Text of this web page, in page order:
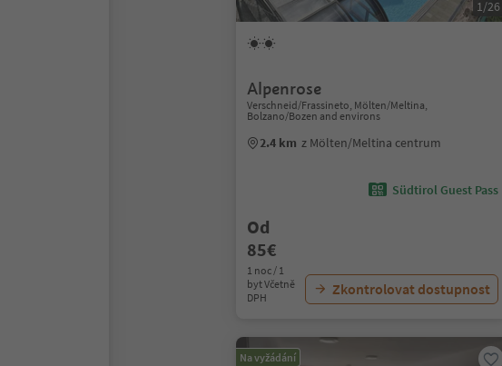
1/26
Alpenrose
Verschneid/Frassineto, Mölten/Meltina,
Bolzano/Bozen and environs
2.4 km z Mölten/Meltina centrum
Südtirol Guest Pass
Od
85€
1 noc / 1
byt Včetně
DPH
Zkontrolovat dostupnost
Na vyžádání